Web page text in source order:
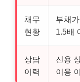
채무
현황
부채
1.5배
상담
이력
신용
이용